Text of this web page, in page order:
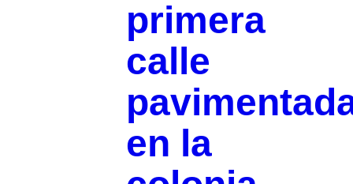
primera
calle
en la